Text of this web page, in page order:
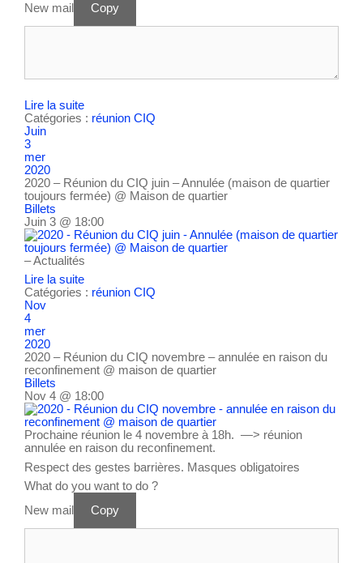
New mail
Copy
Lire la suite
Catégories : réunion CIQ
Juin
3
mer
2020
2020 – Réunion du CIQ juin – Annulée (maison de quartier
toujours fermée) @ Maison de quartier
Billets
Juin 3 @ 18:00
– Actualités
Lire la suite
Catégories : réunion CIQ
Nov
4
mer
2020
2020 – Réunion du CIQ novembre – annulée en raison du
reconfinement @ maison de quartier
Billets
Nov 4 @ 18:00
Prochaine réunion le 4 novembre à 18h. —> réunion
annulée en raison du reconfinement.
Respect des gestes barrières. Masques obligatoires
What do you want to do ?
New mail
Copy